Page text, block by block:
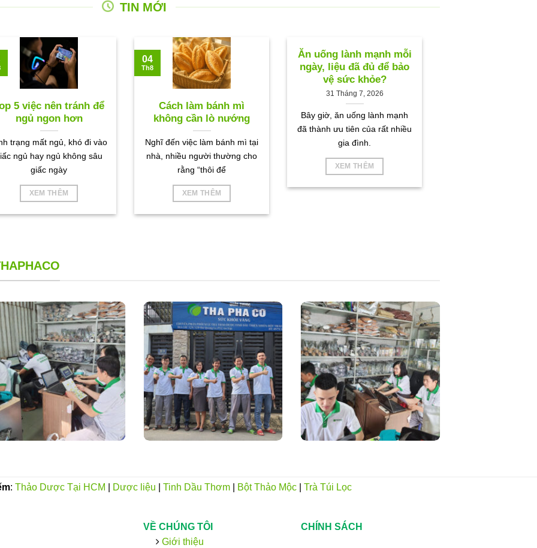
TIN MỚI
5 việc nên tránh để
ngủ ngon hơn
trạng mất ngủ, khó đi vào
ngủ hay ngủ không sâu
giấc ngày
XEM THÊM
Cách làm bánh mì
không cần lò nướng
Nghĩ đến việc làm bánh mì tại
nhà, nhiều người thường cho
rằng “thôi để
XEM THÊM
04
Th8
Ăn uống lành mạnh mỗi
ngày, liệu đã đủ để bảo
vệ sức khỏe?
31 Tháng 7, 2026
Bây giờ, ăn uống lành mạnh
đã thành ưu tiên của rất nhiều
gia đình.
XEM THÊM
: Thảo Dược Tại HCM Dược liệu Tinh Dầu Thơm| Bột Thảo Mộc| Trà Túi Lọc
VỀ CHÚNG TÔI
Giới thiệu
CHÍNH SÁCH